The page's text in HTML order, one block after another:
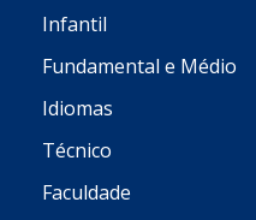
Infantil
Fundamental e Médio
Idiomas
Técnico
Faculdade